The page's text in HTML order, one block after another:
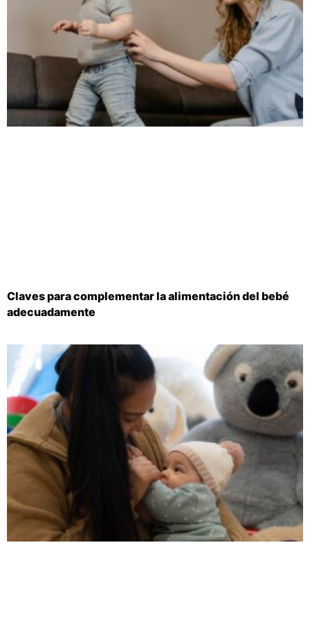
Claves para complementar la alimentación del bebé
adecuadamente